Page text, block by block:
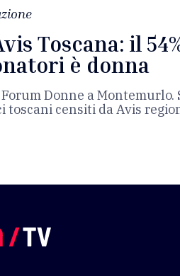
Toscana: il
è donna
Donne a Montemurlo.
toscani censiti da Avis